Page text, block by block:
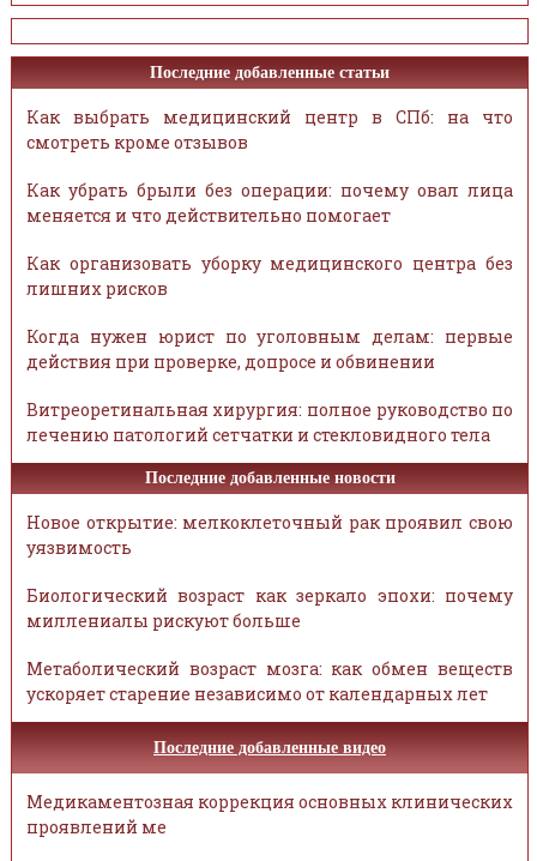
Последние добавленные статьи
Как выбрать медицинский центр в СПб: на что
смотреть кроме отзывов
Как убрать брыли без операции: почему овал лица
меняется и что действительно помогает
Как организовать уборку медицинского центра без
лишних рисков
Когда нужен юрист по уголовным делам: первые
действия при проверке, допросе и обвинении
Витреоретинальная хирургия: полное руководство по
лечению патологий сетчатки и стекловидного тела
Последние добавленные новости
Новое открытие: мелкоклеточный рак проявил свою
уязвимость
Биологический возраст как зеркало эпохи: почему
миллениалы рискуют больше
Метаболический возраст мозга: как обмен веществ
ускоряет старение независимо от календарных лет
Последние добавленные видео
Медикаментозная коррекция основных клинических
проявлений ме